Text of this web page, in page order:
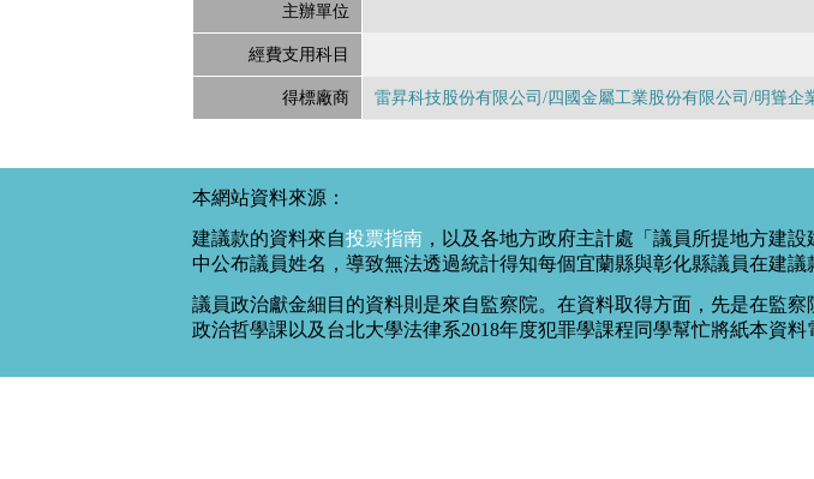
主辦單位
經費支用科目
得標廠商 雷昇科技股份有限公司/四國金屬工業股份有限公司/明聳企
本網站資料來源：
建議款的資料來自投票指南 ，以及各地方政府主計處「議員所提地方建
中公布議員姓名，導致無法透過統計得知每個宜蘭縣與彰化縣議員在建議
議員政治獻金細目的資料則是來自監察院。在資料取得方面，先是在監
政治哲學課以及台北大學法律系2018年度犯罪學課程同學幫忙將紙本資料